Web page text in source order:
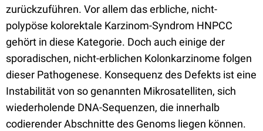
zurückzuführen. Vor allem das erbliche, nicht-
polypöse kolorektale Karzinom-Syndrom HNPCC
gehört in diese Kategorie. Doch auch einige der
sporadischen, nicht-erblichen Kolonkarzinome folgen
dieser Pathogenese. Konsequenz des Defekts ist eine
Instabilität von so genannten Mikrosatelliten, sich
wiederholende DNA-Sequenzen, die innerhalb
codierender Abschnitte des Genoms liegen können.